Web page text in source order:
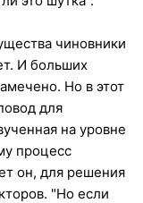
чиновники
И больших
Но в этот
для
на уровне
процесс
он, для решения
"Но если